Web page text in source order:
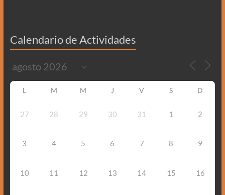
Calendario de Actividades
L M M J V S D
27 28 29 30 31 1 2
3 4 5 6 7 8 9
10 11 12 13 14 15 16